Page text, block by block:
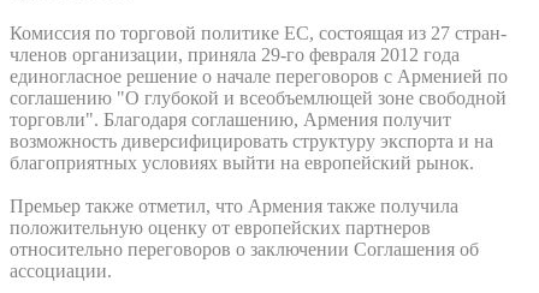
Комиссия по торговой политике ЕС, состоящая из 27 стран-
членов организации, приняла 29-го февраля 2012 года
единогласное решение о начале переговоров с Арменией по
соглашению "О глубокой и всеобъемлющей зоне свободной
торговли". Благодаря соглашению, Армения получит
возможность диверсифицировать структуру экспорта и на
благоприятных условиях выйти на европейский рынок.
Премьер также отметил, что Армения также получила
положительную оценку от европейских партнеров
относительно переговоров о заключении Соглашения об
ассоциации.